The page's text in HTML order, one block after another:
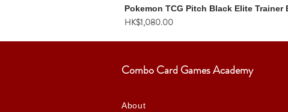
Pokemon TCG Pitch Black Elite Trainer
價格
HK$1,080.00
Combo Card Games Academy
About